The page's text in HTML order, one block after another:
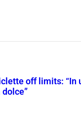
off limits: